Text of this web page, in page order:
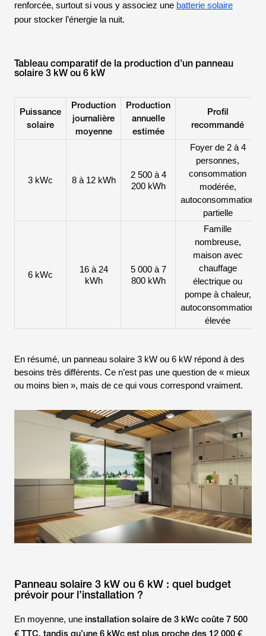
renforcée, surtout si vous y associez une batterie solaire
pour stocker l’énergie la nuit.
Tableau comparatif de la production d’un panneau
solaire 3 kW ou 6 kW
Puissance
solaire
Production
journalière
moyenne
Production
annuelle
estimée
Profil
recommandé
3 kWc 8 à 12 kWh
2 500 à 4
200 kWh
Foyer de 2 à 4
personnes,
consommation
modérée,
autoconsommation
partielle
6 kWc
16 à 24
kWh
5 000 à 7
800 kWh
Famille
nombreuse,
maison avec
chauffage
électrique ou
pompe à chaleur,
autoconsommation
élevée
En résumé, un panneau solaire 3 kW ou 6 kW répond à des
besoins très différents. Ce n’est pas une question de « mieux
ou moins bien », mais de ce qui vous correspond vraiment.
Panneau solaire 3 kW ou 6 kW : quel budget
prévoir pour l’installation ?
En moyenne, une installation solaire de 3 kWc coûte 7 500
€ TTC, tandis qu’une 6 kWc est plus proche des 12 000 €